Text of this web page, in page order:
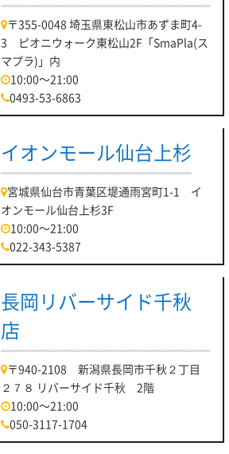
〒355-0048 埼玉県東松山市あずま町4-
3 ピオニウォーク東松山2F「SmaPla(ス
マプラ)」内
10:00～21:00
0493-53-6863
イオンモール仙台上杉
宮城県仙台市青葉区堤通雨宮町1-1 イ
オンモール仙台上杉3F
10:00～21:00
022-343-5387
長岡リバーサイド千秋
店
〒940-2108 新潟県長岡市千秋２丁目
２７８ リバーサイド千秋 2階
10:00～21:00
050-3117-1704